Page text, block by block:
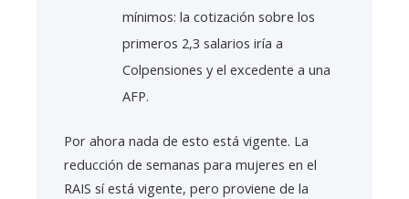
mínimos: la cotización sobre los
primeros 2,3 salarios iría a
Colpensiones y el excedente a una
AFP.
Por ahora nada de esto está vigente. La
reducción de semanas para mujeres en el
RAIS sí está vigente, pero proviene de la